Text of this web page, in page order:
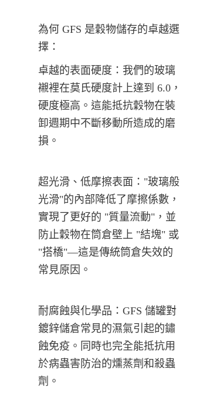
為何 GFS 是穀物儲存的卓越選
擇：
卓越的表面硬度：我們的玻璃
襯裡在莫氏硬度計上達到 6.0，
硬度極高。這能抵抗穀物在裝
卸週期中不斷移動所造成的磨
損。
超光滑、低摩擦表面："玻璃般
光滑"的內部降低了摩擦係數，
實現了更好的 "質量流動"，並
防止穀物在筒倉壁上 "結塊" 或
"搭橋"—這是傳統筒倉失效的
常見原因。
耐腐蝕與化學品：GFS 儲罐對
鍍鋅儲倉常見的濕氣引起的鏽
蝕免疫。同時也完全能抵抗用
於病蟲害防治的燻蒸劑和殺蟲
劑。